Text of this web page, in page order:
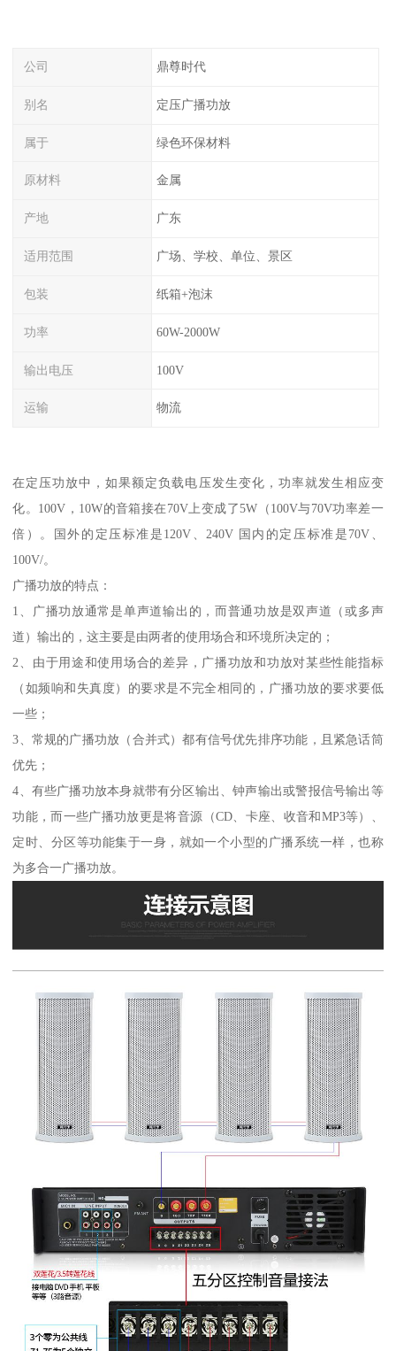
公司 鼎尊时代
别名 定压广播功放
属于 绿色环保材料
原材料 金属
产地 广东
适用范围 广场、学校、单位、景区
包装 纸箱+泡沫
功率 60W-2000W
输出电压 100V
运输 物流
在定压功放中，如果额定负载电压发生变化，功率就发生相应变
化。100V，10W的音箱接在70V上变成了5W（100V与70V功率差一
倍）。国外的定压标准是120V、240V 国内的定压标准是70V、
100V/。
广播功放的特点：
1、广播功放通常是单声道输出的，而普通功放是双声道（或多声
道）输出的，这主要是由两者的使用场合和环境所决定的；
2、由于用途和使用场合的差异，广播功放和功放对某些性能指标
（如频响和失真度）的要求是不完全相同的，广播功放的要求要低
一些；
3、常规的广播功放（合并式）都有信号优先排序功能，且紧急话筒
优先；
4、有些广播功放本身就带有分区输出、钟声输出或警报信号输出等
功能，而一些广播功放更是将音源（CD、卡座、收音和MP3等）、
定时、分区等功能集于一身，就如一个小型的广播系统一样，也称
为多合一广播功放。